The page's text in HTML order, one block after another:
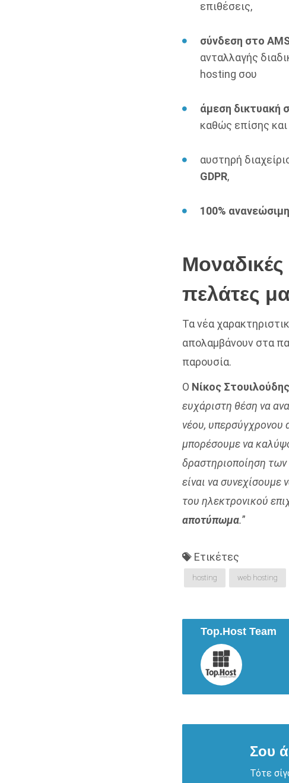
επιθέσεις,
σύνδεση στο
ανταλλαγής
hosting σου
άμεση δικτυακή
καθώς επίσης
αυστηρή
GDPR,
100%
πελάτες
Τα νέα
απολαμβάνουν στα
παρουσία.
Ο Νίκος
ευχάριστη θέση να
νέου, υπερσύγχρονου
μπορέσουμε να
δραστηριοποίηση
είναι να
του ηλεκτρονικού
αποτύπωμα.”
Ετικέτες
hosting web hosting
Top.Host Team
Σου
Τότε